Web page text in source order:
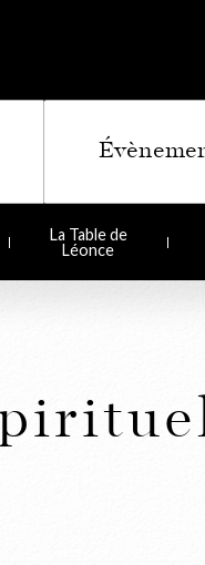
La Table de
Léonce